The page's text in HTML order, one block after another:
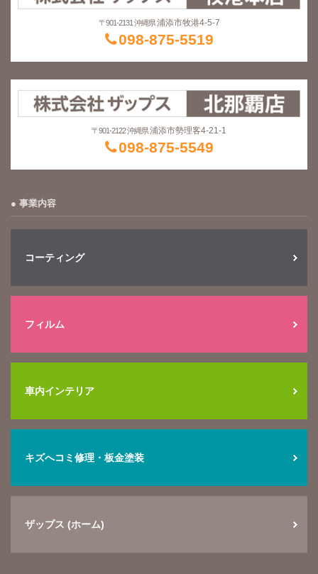
〒901-2131 沖縄県 浦添市牧港4-5-7
098-875-5519
〒901-2122 沖縄県浦添市勢理客4-21-1
098-875-5549
事業内容
コーティング
フィルム
車内インテリア
キズへコミ修理・板金塗装
ザップス (ホーム)